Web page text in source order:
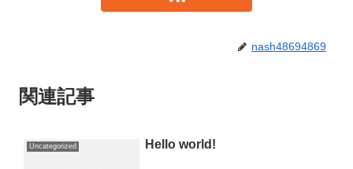
nash48694869
関連記事
Uncategorized Hello world!